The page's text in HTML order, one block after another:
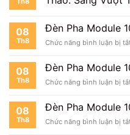
08
Th8
Đèn Pha Module
Chức năng bình luận bị
08
Th8
Đèn Pha Module
Chức năng bình luận bị
08
Th8
Đèn Pha Module
Chức năng bình luận bị